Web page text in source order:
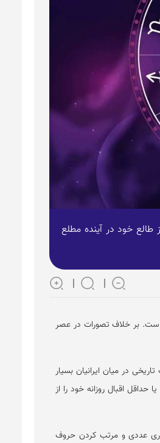
و از طالع خود در آینده مطلع
است. بر خلاف تصورات در عصر
در میان ایرانیان بسیار
اقبال روزانه خود را از
عددی و مرتب کردن حروف